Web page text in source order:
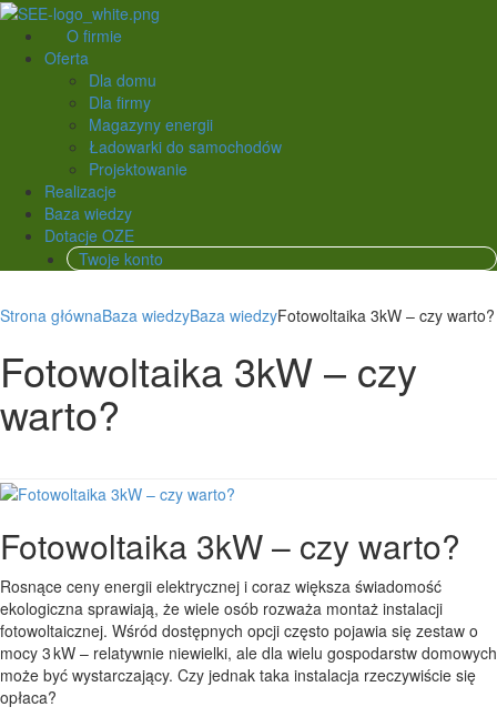
O firmie
Oferta
Dla domu
Dla firmy
Magazyny energii
Ładowarki do samochodów
Projektowanie
Realizacje
Baza wiedzy
Dotacje OZE
Twoje konto
Strona głównaBaza wiedzyBaza wiedzyFotowoltaika 3kW – czy warto?
Fotowoltaika 3kW – czy
warto?
Fotowoltaika 3kW – czy warto?
Rosnące ceny energii elektrycznej i coraz większa świadomość
ekologiczna sprawiają, że wiele osób rozważa montaż instalacji
fotowoltaicznej. Wśród dostępnych opcji często pojawia się zestaw o
mocy 3 kW – relatywnie niewielki, ale dla wielu gospodarstw domowych
może być wystarczający. Czy jednak taka instalacja rzeczywiście się
opłaca?